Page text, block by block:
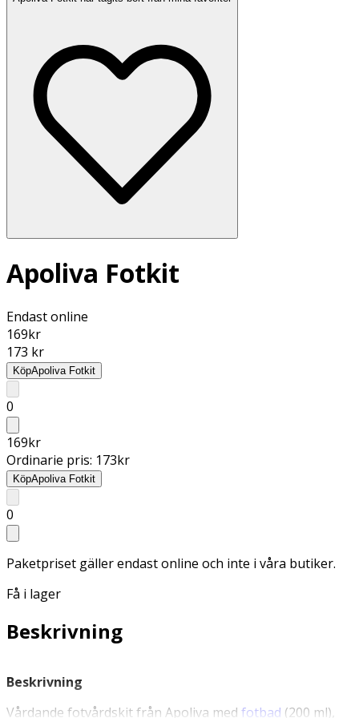
Apoliva Fotkit
Endast online
169kr
173 kr
KöpApoliva Fotkit
0
169kr
Ordinarie pris: 173kr
KöpApoliva Fotkit
0
Paketpriset gäller endast online och inte i våra butiker.
Få i lager
Beskrivning
Beskrivning
Vårdande fotvårdskit från Apoliva med fotbad (200 ml),